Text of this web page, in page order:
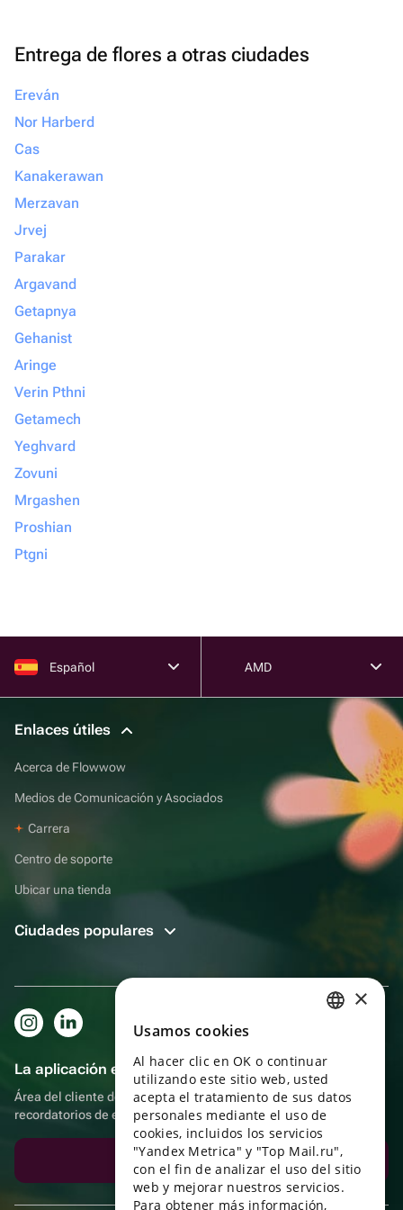
что всё будет выполнено с любовью и
безупречно, смело обращайтесь
именно сюда. Вы точно не пожалеете!
Entrega de flores a otras ciudades
Ereván
Nor Harberd
Cas
Kanakerawan
Merzavan
Jrvej
Parakar
Argavand
Getapnya
Gehanist
Aringe
Verin Pthni
Getamech
Yeghvard
Zovuni
Mrgashen
Proshian
Ptgni
Español AMD
Enlaces útiles
Acerca de Flowwow
Medios de Comunicación y Asociados
Carrera
Centro de soporte
Ubicar una tienda
Ciudades populares
La aplicación es aún más práctica.
Área del cliente del destinatario, más bonos por compras y
recordatorios de eventos
Descargar la aplicación
ENGLISH
UKRAINIAN
PORTUGUESE
SPANISH
HUNGARIAN
×
Usamos cookies
Al hacer clic en OK o continuar
utilizando este sitio web, usted
acepta el tratamiento de sus datos
personales mediante el uso de
cookies, incluidos los servicios
"Yandex Metrica" y "Top Mail.ru",
con el fin de analizar el uso del sitio
web y mejorar nuestros servicios.
Para obtener más información,